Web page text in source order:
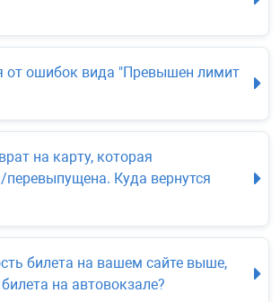
от ошибок вида "Превышен лимит
на карту, которая
Куда вернутся
билета на вашем сайте выше,
на автовокзале?